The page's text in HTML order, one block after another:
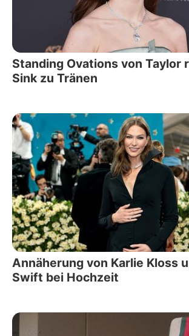
Standing Ovations von Taylor
Sink zu Tränen
Annäherung von Karlie Kloss
Swift bei Hochzeit